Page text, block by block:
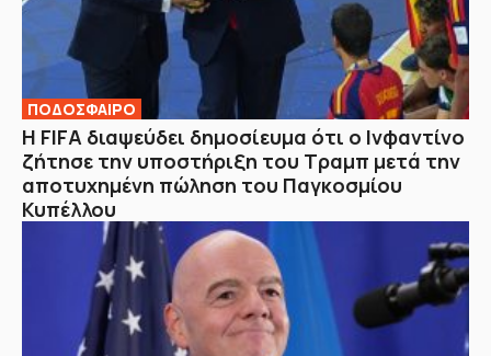
ΠΟΔΟΣΦΑΙΡΟ
Η FIFA διαψεύδει δημοσίευμα ότι ο Ινφαντίνο
ζήτησε την υποστήριξη του Τραμπ μετά την
αποτυχημένη πώληση του Παγκοσμίου
Κυπέλλου